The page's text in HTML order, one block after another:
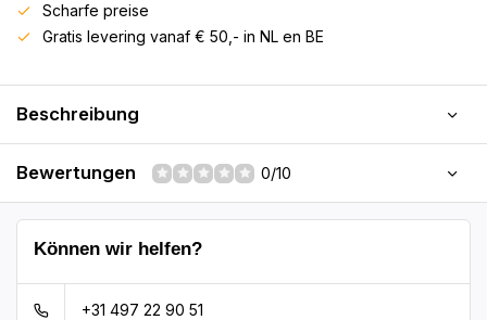
Scharfe preise
Gratis levering vanaf € 50,- in NL en BE
Beschreibung
Bewertungen 0/10
Können wir helfen?
+31 497 22 90 51